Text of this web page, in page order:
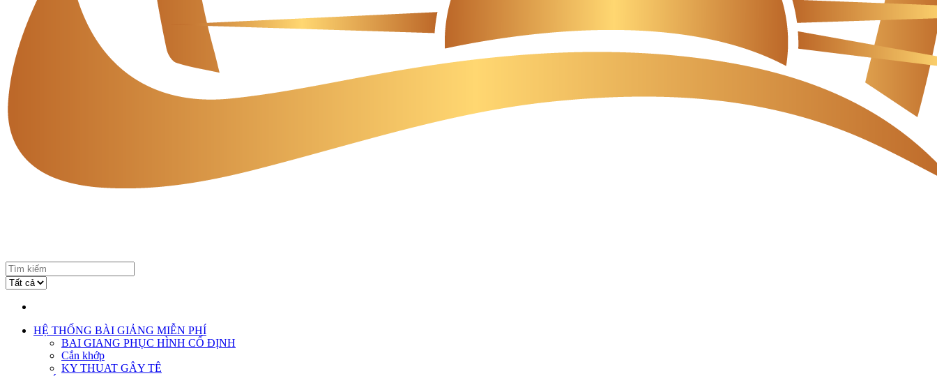
HỆ THỐNG BÀI GIẢNG MIỄN PHÍ
BAI GIANG PHỤC HÌNH CỐ ĐỊNH
Cắn khớp
KY THUAT GÂY TÊ